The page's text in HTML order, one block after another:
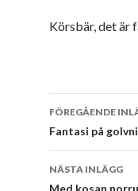
Körsbär, det
FÖREGÅENDE
Fantasi på
NÄSTA INLÄGG
Med kosan